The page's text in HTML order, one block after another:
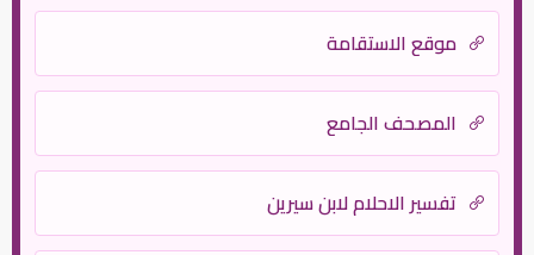
موقع الاستقامة
المصحف الجامع
تفسير الاحلام لابن سيرين